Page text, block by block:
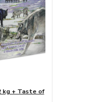
kg + Taste of